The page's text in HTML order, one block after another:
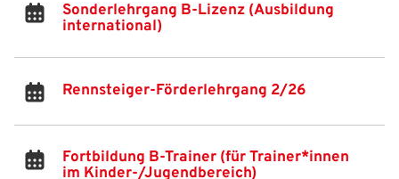
Sonderlehrgang B-Lizenz (Ausbildung
international)
Rennsteiger-Förderlehrgang 2/26
Fortbildung B-Trainer (für Trainer*innen
im Kinder-/Jugendbereich)